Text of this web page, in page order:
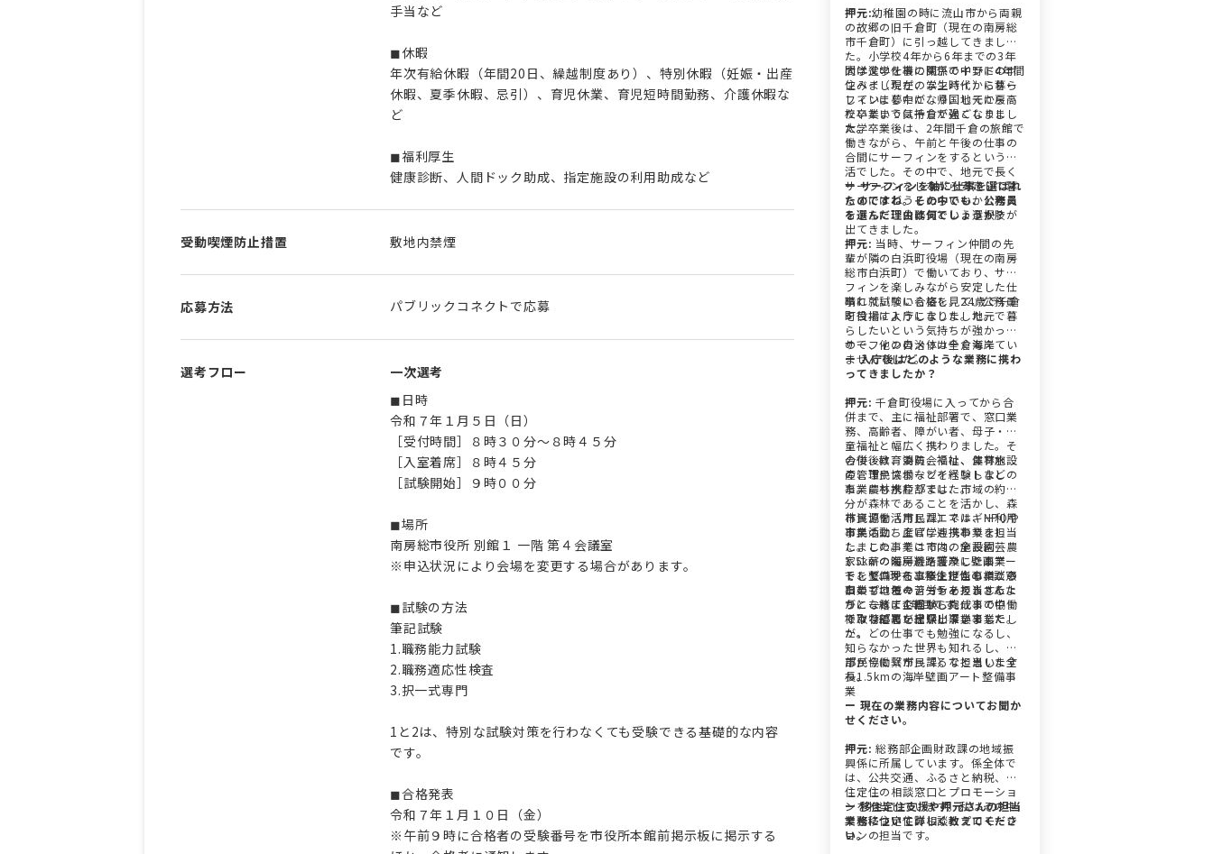
手当など
◼︎休暇
年次有給休暇（年間20日、繰越制度あり）、特別休暇（妊娠・出産
休暇、夏季休暇、忌引）、育児休業、育児短時間勤務、介護休暇な
ど
◼︎福利厚生
健康診断、人間ドック助成、指定施設の利用助成など
受動喫煙防止措置 敷地内禁煙
応募方法 パブリックコネクトで応募
選考フロー
一次選考
◼︎日時
令和７年１月５日（日）
［受付時間］８時３０分～８時４５分
［入室着席］８時４５分
［試験開始］９時００分
◼︎場所
南房総市役所 別館１ 一階 第４会議室
※申込状況により会場を変更する場合があります。
◼︎試験の方法
筆記試験
1.職務能力試験
2.職務適応性検査
3.択一式専門
1と2は、特別な試験対策を行わなくても受験できる基礎的な内容
です。
◼︎合格発表
令和７年１月１０日（金）
※午前９時に合格者の受験番号を市役所本館前掲示板に掲示する
押元:幼稚園の時に流山市から両親
の故郷の旧千倉町（現在の南房総
市千倉町）に引っ越してきまし
た。小学校4年から6年までの3年
間は父の仕事の関係でインドのボ
ンベイ（現在のムンバイ）に暮ら
していましたが、帰国してから高
校卒業までは千倉で過ごしまし
た。
大学進学を機に東京の中野に4年間
住みましたが、学生時代からサー
フィンに夢中になり、地元に戻り
たいという気持ちが強くなりまし
た。
大学卒業後は、2年間千倉の旅館で
働きながら、午前と午後の仕事の
合間にサーフィンをするという生
活でした。その中で、地元で長く
サーフィンをしながら安定して暮
らすにはどうしたらいいかと考え
るうちに、公務員という選択肢が
出てきました。
ー サーフィンを軸に仕事を選ばれ
たのですね。その中でも、公務員
を選んだ理由は何でしょうか？
押元: 当時、サーフィン仲間の先
輩が隣の白浜町役場（現在の南房
総市白浜町）で働いており、サー
フィンを楽しみながら安定した仕
事に就いている姿を見て、公務員
を目指すようになりました。
晴れて試験に合格し、24歳で千倉
町役場に入庁しました。地元で暮
らしたいという気持ちが強かった
ので、他の自治体は全く考えてい
ませんでした。
サーフィンのメッカ千倉海岸
ー 入庁後はどのような業務に携わ
ってきましたか？
押元:千倉町役場に入ってから合
併まで、主に福祉部署で、窓口業
務、高齢者、障がい者、母子・児
童福祉と幅広く携わりました。そ
の後、教育委員会では、体育施設
の管理やスポーツイベントなどの
事業にも携わりました。
合併後は、消防、福祉、農林水
産、市民協働などを経験しまし
た。農林水産部では、市域の約半
分が森林であることを活かし、森
林資源を活用したエネルギー利用
事業の立ち上げにも携わりまし
た。この事業は市内の施設園芸農
家に薪の暖房機を普及した事業
で、ゼロから立ち上げた事業だっ
たので、色々苦労もありました
が、これまで経験した仕事の中
で、特に思い出深い事業でした。
市民協働（市民課）では、NPOや
市民活動、産官学連携事業を担当
しました。そこでは、全長約
1.5kmの海岸道路護岸に壁画アー
トを整備する事業を担当し、この
事業も地域のアーティストさんた
ちと一緒に企画から完成まで協働
で取り組んだ思い出深い事業でし
た。
そして、現在、移住定住の相談窓
口とプロモーションを担当するよ
うになって4年目です。
様々な部署を経験してきました
が、どの仕事でも勉強になるし、
知らなかった世界も知れるし、全
部が今に繋がってるなと思います
ね。
市民協働（市民課）で担当した全
長1.5kmの海岸壁画アート整備事
業
ー 現在の業務内容についてお聞か
せください。
押元:総務部企画財政課の地域振
興係に所属しています。係全体で
は、公共交通、ふるさと納税、移
住定住の相談窓口とプロモーショ
ンを担当しています。私はその中
でも移住定住の相談とプロモーシ
ョンの担当です。
ー 移住定住支援や押元さんの担当
業務について詳しく教えてくださ
い。